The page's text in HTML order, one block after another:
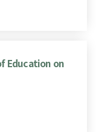
Education on